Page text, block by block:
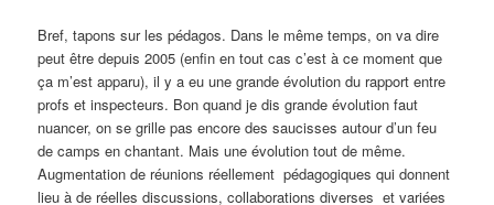
Bref, tapons sur les pédagos. Dans le même temps, on va dire
peut être depuis 2005 (enfin en tout cas c’est à ce moment que
ça m’est apparu), il y a eu une grande évolution du rapport entre
profs et inspecteurs. Bon quand je dis grande évolution faut
nuancer, on se grille pas encore des saucisses autour d’un feu
de camps en chantant. Mais une évolution tout de même.
Augmentation de réunions réellement pédagogiques qui donnent
lieu à de réelles discussions, collaborations diverses et variées